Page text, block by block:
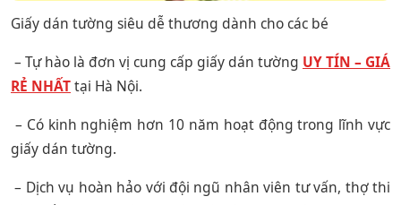
Giấy dán tường siêu dễ thương dành cho các bé
– Tự hào là đơn vị cung cấp giấy dán tường UY TÍN – GIÁ
RẺ NHẤTtại Hà Nội.
– Có kinh nghiệm hơn 10 năm hoạt động trong lĩnh vực
giấy dán tường.
– Dịch vụ hoàn hảo với đội ngũ nhân viên tư vấn, thợ thi